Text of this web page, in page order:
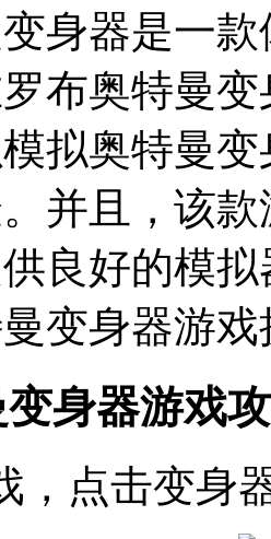
身器是一
布奥特曼
拟奥特曼
并且，该
良好的模
变身器游
身器游戏
，点击变身